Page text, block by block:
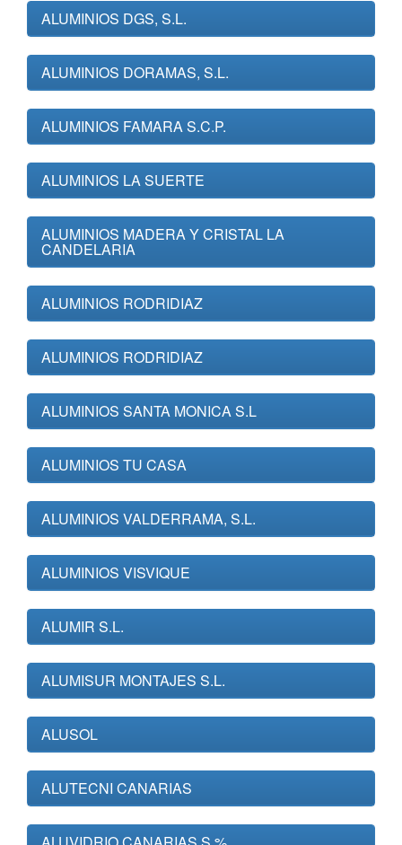
ALUMINIOS DGS, S.L.
ALUMINIOS DORAMAS, S.L.
ALUMINIOS FAMARA S.C.P.
ALUMINIOS LA SUERTE
ALUMINIOS MADERA Y CRISTAL LA
CANDELARIA
ALUMINIOS RODRIDIAZ
ALUMINIOS RODRIDIAZ
ALUMINIOS SANTA MONICA S.L
ALUMINIOS TU CASA
ALUMINIOS VALDERRAMA, S.L.
ALUMINIOS VISVIQUE
ALUMIR S.L.
ALUMISUR MONTAJES S.L.
ALUSOL
ALUTECNI CANARIAS